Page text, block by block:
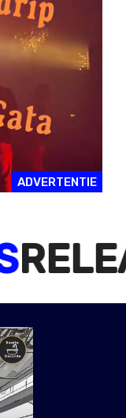
ADVERTENTIE